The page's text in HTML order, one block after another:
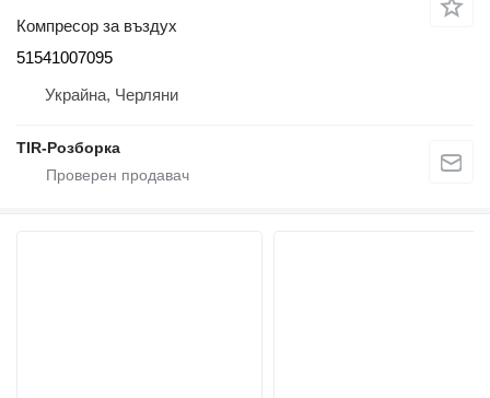
Компресор за въздух
51541007095
Украйна, Черляни
TIR-Розборка